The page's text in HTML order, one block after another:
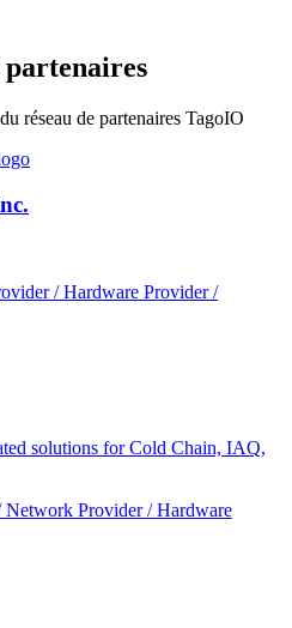
réseau de partenaires TagoIO
/ Hardware Provider /
solutions for Cold Chain, IAQ,
Network Provider / Hardware